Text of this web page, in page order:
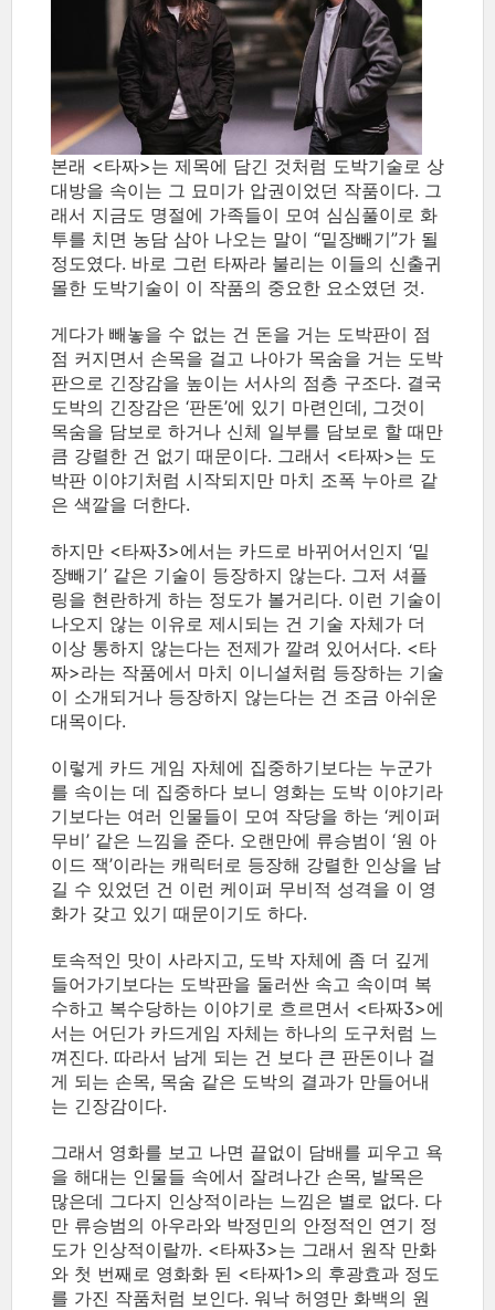
본래 <타짜>는 제목에 담긴 것처럼 도박기술로 상
대방을 속이는 그 묘미가 압권이었던 작품이다. 그
래서 지금도 명절에 가족들이 모여 심심풀이로 화
투를 치면 농담 삼아 나오는 말이 “밑장빼기”가 될
정도였다. 바로 그런 타짜라 불리는 이들의 신출귀
몰한 도박기술이 이 작품의 중요한 요소였던 것.
게다가 빼놓을 수 없는 건 돈을 거는 도박판이 점
점 커지면서 손목을 걸고 나아가 목숨을 거는 도박
판으로 긴장감을 높이는 서사의 점층 구조다. 결국
도박의 긴장감은 ‘판돈’에 있기 마련인데, 그것이
목숨을 담보로 하거나 신체 일부를 담보로 할 때만
큼 강렬한 건 없기 때문이다. 그래서 <타짜>는 도
박판 이야기처럼 시작되지만 마치 조폭 누아르 같
은 색깔을 더한다.
하지만 <타짜3>에서는 카드로 바뀌어서인지 ‘밑
장빼기’ 같은 기술이 등장하지 않는다. 그저 셔플
링을 현란하게 하는 정도가 볼거리다. 이런 기술이
나오지 않는 이유로 제시되는 건 기술 자체가 더
이상 통하지 않는다는 전제가 깔려 있어서다. <타
짜>라는 작품에서 마치 이니셜처럼 등장하는 기술
이 소개되거나 등장하지 않는다는 건 조금 아쉬운
대목이다.
이렇게 카드 게임 자체에 집중하기보다는 누군가
를 속이는 데 집중하다 보니 영화는 도박 이야기라
기보다는 여러 인물들이 모여 작당을 하는 ‘케이퍼
무비’ 같은 느낌을 준다. 오랜만에 류승범이 ‘원 아
이드 잭’이라는 캐릭터로 등장해 강렬한 인상을 남
길 수 있었던 건 이런 케이퍼 무비적 성격을 이 영
화가 갖고 있기 때문이기도 하다.
토속적인 맛이 사라지고, 도박 자체에 좀 더 깊게
들어가기보다는 도박판을 둘러싼 속고 속이며 복
수하고 복수당하는 이야기로 흐르면서 <타짜3>에
서는 어딘가 카드게임 자체는 하나의 도구처럼 느
껴진다. 따라서 남게 되는 건 보다 큰 판돈이나 걸
게 되는 손목, 목숨 같은 도박의 결과가 만들어내
는 긴장감이다.
그래서 영화를 보고 나면 끝없이 담배를 피우고 욕
을 해대는 인물들 속에서 잘려나간 손목, 발목은
많은데 그다지 인상적이라는 느낌은 별로 없다. 다
만 류승범의 아우라와 박정민의 안정적인 연기 정
도가 인상적이랄까. <타짜3>는 그래서 원작 만화
와 첫 번째로 영화화 된 <타짜1>의 후광효과 정도
를 가진 작품처럼 보인다. 워낙 허영만 화백의 원